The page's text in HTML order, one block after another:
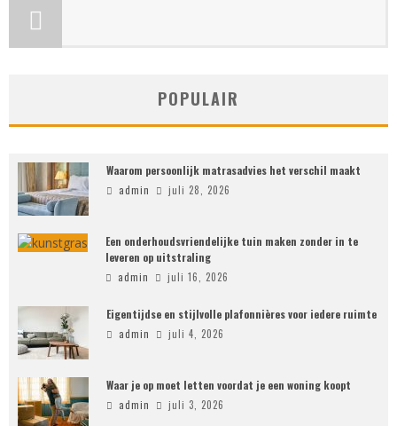
POPULAIR
Waarom persoonlijk matrasadvies het verschil maakt
admin juli 28, 2026
Een onderhoudsvriendelijke tuin maken zonder in te
leveren op uitstraling
admin juli 16, 2026
Eigentijdse en stijlvolle plafonnières voor iedere ruimte
admin juli 4, 2026
Waar je op moet letten voordat je een woning koopt
admin juli 3, 2026